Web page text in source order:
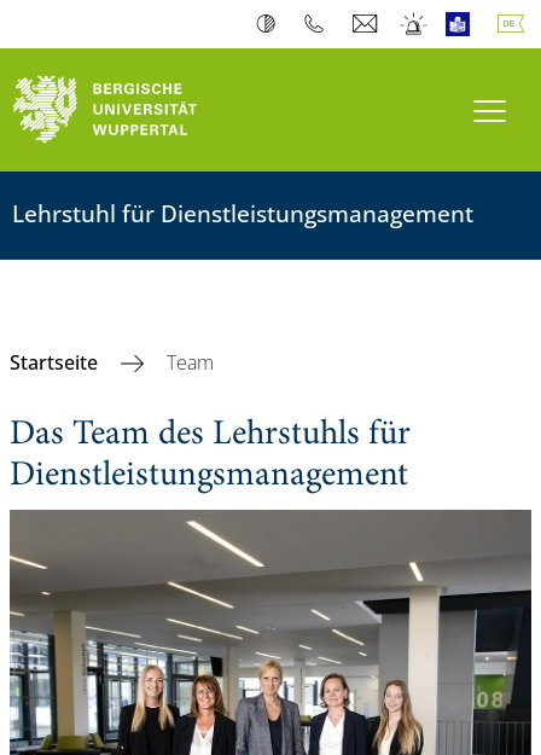
Lehrstuhl für Dienstleistungsmanagement
Startseite Team
Das Team des Lehrstuhls für
Dienstleistungsmanagement